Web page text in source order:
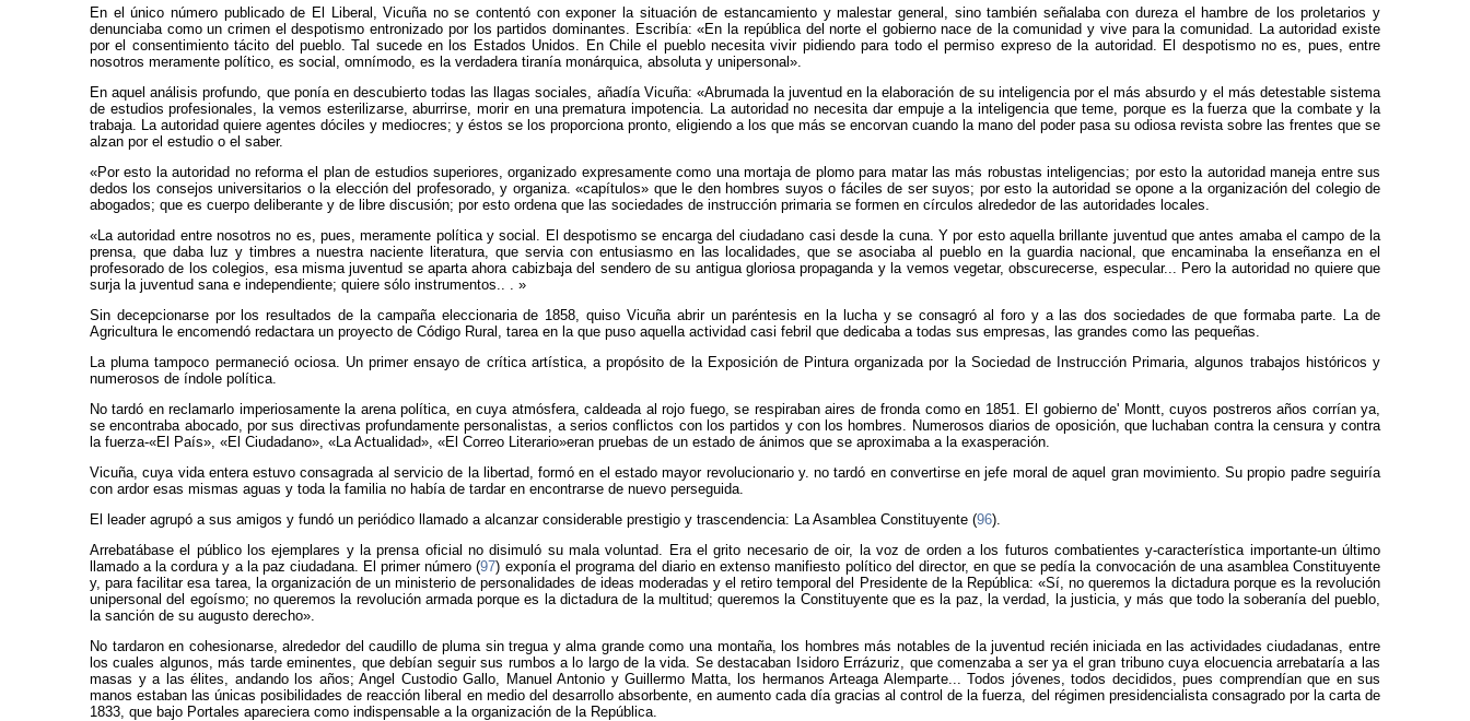
En el único número publicado de El Liberal, Vicuña no se contentó con exponer la situación de estancamiento y malestar general, sino también señalaba con dureza el hambre de los proletarios y
denunciaba como un crimen el despotismo entronizado por los partidos dominantes. Escribía: «En la república del norte el gobierno nace de la comunidad y vive para la comunidad. La autoridad existe
por el consentimiento tácito del pueblo. Tal sucede en los Estados Unidos. En Chile el pueblo necesita vivir pidiendo para todo el permiso expreso de la autoridad. El despotismo no es, pues, entre
nosotros meramente político, es social, omnímodo, es la verdadera tiranía monárquica, absoluta y unipersonal».
En aquel análisis profundo, que ponía en descubierto todas las llagas sociales, añadía Vicuña: «Abrumada la juventud en la elaboración de su inteligencia por el más absurdo y el más detestable sistema
de estudios profesionales, la vemos esterilizarse, aburrirse, morir en una prematura impotencia. La autoridad no necesita dar empuje a la inteligencia que teme, porque es la fuerza que la combate y la
trabaja. La autoridad quiere agentes dóciles y mediocres; y éstos se los proporciona pronto, eligiendo a los que más se encorvan cuando la mano del poder pasa su odiosa revista sobre las frentes que se
alzan por el estudio o el saber.
«Por esto la autoridad no reforma el plan de estudios superiores, organizado expresamente como una mortaja de plomo para matar las más robustas inteligencias; por esto la autoridad maneja entre sus
dedos los consejos universitarios o la elección del profesorado, y organiza. «capítulos» que le den hombres suyos o fáciles de ser suyos; por esto la autoridad se opone a la organización del colegio de
abogados; que es cuerpo deliberante y de libre discusión; por esto ordena que las sociedades de instrucción primaria se formen en círculos alrededor de las autoridades locales.
«La autoridad entre nosotros no es, pues, meramente política y social. El despotismo se encarga del ciudadano casi desde la cuna. Y por esto aquella brillante juventud que antes amaba el campo de la
prensa, que daba luz y timbres a nuestra naciente literatura, que servia con entusiasmo en las localidades, que se asociaba al pueblo en la guardia nacional, que encaminaba la enseñanza en el
profesorado de los colegios, esa misma juventud se aparta ahora cabizbaja del sendero de su antigua gloriosa propaganda y la vemos vegetar, obscurecerse, especular... Pero la autoridad no quiere que
surja la juventud sana e independiente; quiere sólo instrumentos.. . »
Sin decepcionarse por los resultados de la campaña eleccionaria de 1858, quiso Vicuña abrir un paréntesis en la lucha y se consagró al foro y a las dos sociedades de que formaba parte. La de
Agricultura le encomendó redactara un proyecto de Código Rural, tarea en la que puso aquella actividad casi febril que dedicaba a todas sus empresas, las grandes como las pequeñas.
La pluma tampoco permaneció ociosa. Un primer ensayo de crítica artística, a propósito de la Exposición de Pintura organizada por la Sociedad de Instrucción Primaria, algunos trabajos históricos y
numerosos de índole política.
No tardó en reclamarlo imperiosamente la arena política, en cuya atmósfera, caldeada al rojo fuego, se respiraban aires de fronda como en 1851. El gobierno de' Montt, cuyos postreros años corrían ya,
se encontraba abocado, por sus directivas profundamente personalistas, a serios conflictos con los partidos y con los hombres. Numerosos diarios de oposición, que luchaban contra la censura y contra
la fuerza-«El País», «El Ciudadano», «La Actualidad», «El Correo Literario»eran pruebas de un estado de ánimos que se aproximaba a la exasperación.
Vicuña, cuya vida entera estuvo consagrada al servicio de la libertad, formó en el estado mayor revolucionario y. no tardó en convertirse en jefe moral de aquel gran movimiento. Su propio padre seguiría
con ardor esas mismas aguas y toda la familia no había de tardar en encontrarse de nuevo perseguida.
El leader agrupó a sus amigos y fundó un periódico llamado a alcanzar considerable prestigio y trascendencia: La Asamblea Constituyente (96).
Arrebatábase el público los ejemplares y la prensa oficial no disimuló su mala voluntad. Era el grito necesario de oir, la voz de orden a los futuros combatientes y-característica importante-un último
llamado a la cordura y a la paz ciudadana. El primer número (97) exponía el programa del diario en extenso manifiesto político del director, en que se pedía la convocación de una asamblea Constituyente
y, para facilitar esa tarea, la organización de un ministerio de personalidades de ideas moderadas y el retiro temporal del Presidente de la República: «Sí, no queremos la dictadura porque es la revolución
unipersonal del egoísmo; no queremos la revolución armada porque es la dictadura de la multitud; queremos la Constituyente que es la paz, la verdad, la justicia, y más que todo la soberanía del pueblo,
la sanción de su augusto derecho».
No tardaron en cohesionarse, alrededor del caudillo de pluma sin tregua y alma grande como una montaña, los hombres más notables de la juventud recién iniciada en las actividades ciudadanas, entre
los cuales algunos, más tarde eminentes, que debían seguir sus rumbos a lo largo de la vida. Se destacaban Isidoro Errázuriz, que comenzaba a ser ya el gran tribuno cuya elocuencia arrebataría a las
masas y a las élites, andando los años; Angel Custodio Gallo, Manuel Antonio y Guillermo Matta, los hermanos Arteaga Alemparte... Todos jóvenes, todos decididos, pues comprendían que en sus
manos estaban las únicas posibilidades de reacción liberal en medio del desarrollo absorbente, en aumento cada día gracias al control de la fuerza, del régimen presidencialista consagrado por la carta de
1833, que bajo Portales apareciera como indispensable a la organización de la República.